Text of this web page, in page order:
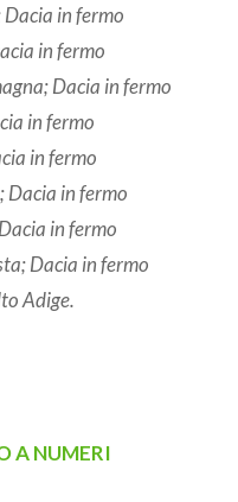
in fermo
in fermo
Dacia in fermo
in fermo
in fermo
in fermo
in fermo
Dacia in fermo
Adige.
A NUMERI